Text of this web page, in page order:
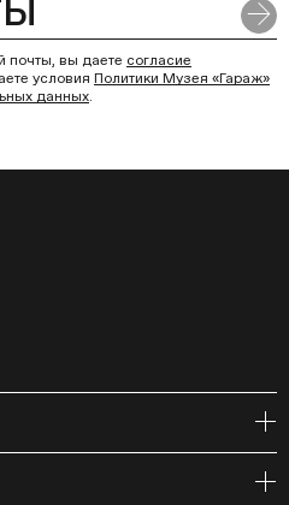
почты, вы даете согласие
условия Политики Музея «Гараж»
данных.